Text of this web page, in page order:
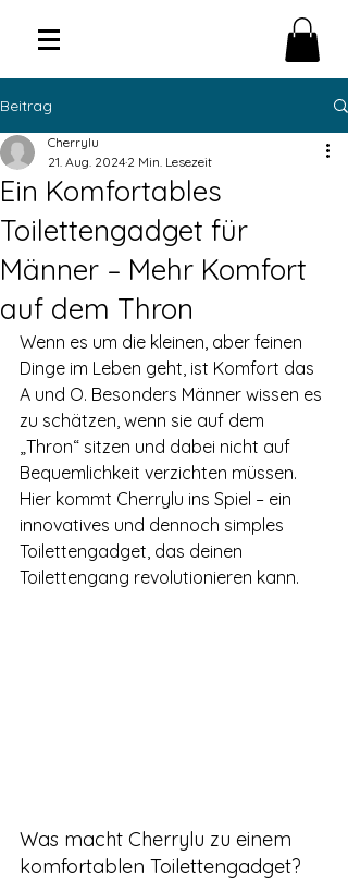
Beitrag
Ein Komfortables
Toilettengadget für
Männer – Mehr Komfort
auf dem Thron
Cherrylu
21. Aug. 2024 2 Min. Lesezeit
Wenn es um die kleinen, aber feinen
Dinge im Leben geht, ist Komfort das
A und O. Besonders Männer wissen es
zu schätzen, wenn sie auf dem
„Thron“ sitzen und dabei nicht auf
Bequemlichkeit verzichten müssen.
Hier kommt Cherrylu ins Spiel – ein
innovatives und dennoch simples
Toilettengadget, das deinen
Toilettengang revolutionieren kann.
Was macht Cherrylu zu einem
komfortablen Toilettengadget?